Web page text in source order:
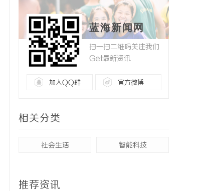
蓝海新闻网
扫一扫二维码关注我们
Get最新资讯
加入QQ群 官方微博
相关分类
社会生活 智能科技
推荐资讯